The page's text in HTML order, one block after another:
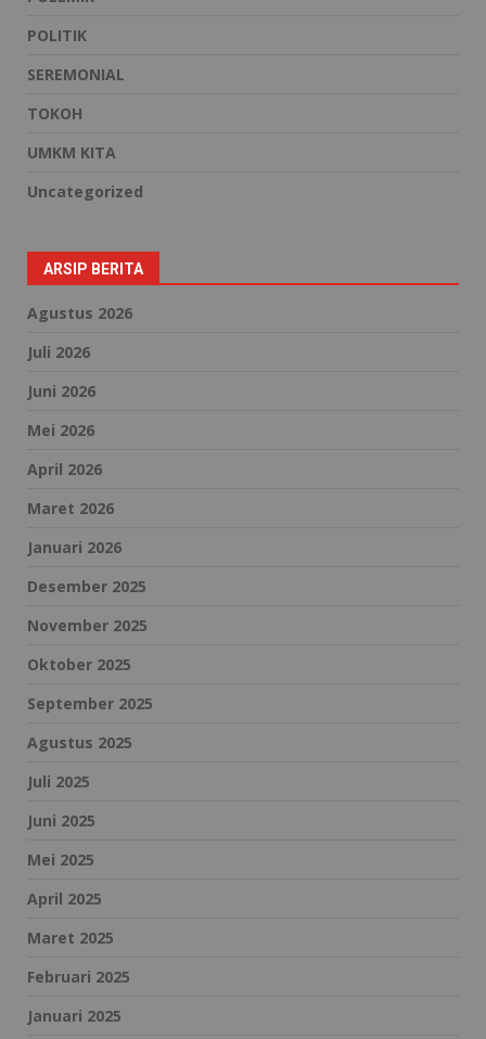
POLITIK
SEREMONIAL
TOKOH
UMKM KITA
Uncategorized
ARSIP BERITA
Agustus 2026
Juli 2026
Juni 2026
Mei 2026
April 2026
Maret 2026
Januari 2026
Desember 2025
November 2025
Oktober 2025
September 2025
Agustus 2025
Juli 2025
Juni 2025
Mei 2025
April 2025
Maret 2025
Februari 2025
Januari 2025